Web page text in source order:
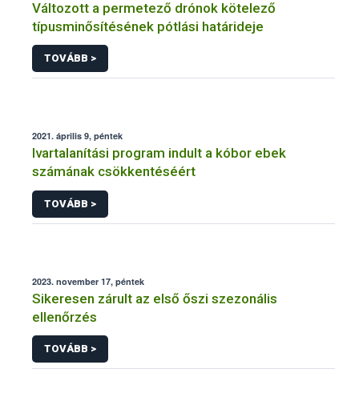
Változott a permetező drónok kötelező
típusminősítésének pótlási határideje
TOVÁBB >
2021. április 9, péntek
Ivartalanítási program indult a kóbor ebek
számának csökkentéséért
TOVÁBB >
2023. november 17, péntek
Sikeresen zárult az első őszi szezonális
ellenőrzés
TOVÁBB >